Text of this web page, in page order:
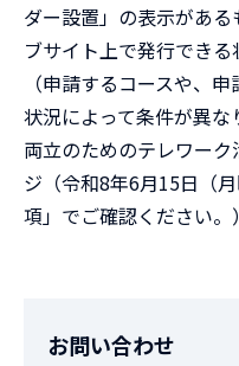
ダー設置」の表示があ
ブサイト上で発行できる
（申請するコースや、
状況によって条件が異
両立のためのテレワー
ジ（令和8年6月15日（
項」でご確認ください。）
お問い合わせ